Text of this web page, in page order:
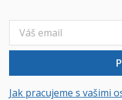
Jak pracujeme s vašimi